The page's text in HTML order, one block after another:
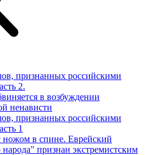
признанных российскими
2.
в возбуждении
ненависти
признанных российскими
1
в спине. Еврейский
признан экстремистским